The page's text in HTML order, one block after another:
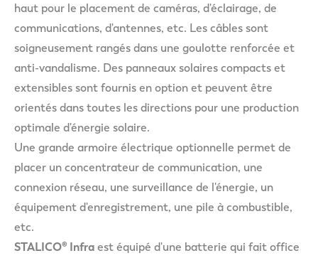
haut pour le placement de caméras, d'éclairage, de
communications, d'antennes, etc. Les câbles sont
soigneusement rangés dans une goulotte renforcée et
anti-vandalisme. Des panneaux solaires compacts et
extensibles sont fournis en option et peuvent être
orientés dans toutes les directions pour une production
optimale d'énergie solaire.
Une grande armoire électrique optionnelle permet de
placer un concentrateur de communication, une
connexion réseau, une surveillance de l'énergie, un
équipement d'enregistrement, une pile à combustible,
etc.
STALICO® Infra est équipé d'une batterie qui fait office